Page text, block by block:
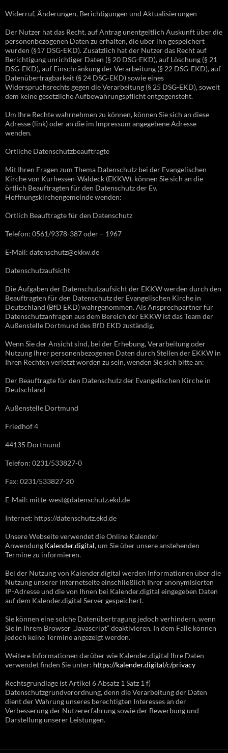
Widerruf, Änderungen, Berichtigungen und Aktualisierungen
Der Nutzer hat das Recht, auf Antrag unentgeltlich Auskunft über die
personenbezogenen Daten zu erhalten, die über ihn gespeichert
wurden (§17 DSG-EKD). Zusätzlich hat der Nutzer das Recht auf
Berichtigung unrichtiger Daten (§ 20 DSG-EKD), auf Löschung (§ 21
DSG-EKD), auf Einschränkung der Verarbeitung (§ 22 DSG-EKD), auf
Datenübertragbarkeit (§ 24 DSG-EKD) sowie eines
Widerspruchsrechts gegen die Verarbeitung (§ 25 DSG-EKD), soweit
dem keine gesetzliche Aufbewahrungspflicht entgegensteht.
Um Ihre Rechte wahrnehmen zu können, können Sie sich an diese
Adresse (link) oder an die im Impressum angegebene Adresse
wenden.
Örtliche Datenschutzbeauftragte
Mit Ihren Fragen zum Thema Datenschutz bei der Evangelischen
Kirche von Kurhessen-Waldeck (EKKW), können Sie sich an die
örtlich Beauftragten für den Datenschutz der Ev.
Hoffnungskirchengemeinde wenden:
Örtlich Beauftragte für den Datenschutz
Telefon: 0561/9378-387 oder – 1967
E-Mail: datenschutz@ekkw.de
Datenschutzaufsicht
Die Aufgaben der Datenschutzaufsicht der EKKW werden durch den
Beauftragten für den Datenschutz der Evangelischen Kirche in
Deutschland (BfD EKD) wahrgenommen. Als Ansprechpartner für
Datenschutzanfragen aus dem Bereich der EKKW ist das Team der
Außenstelle Dortmund des BfD EKD zuständig.
Wenn Sie der Ansicht sind, bei der Erhebung, Verarbeitung oder
Nutzung Ihrer personenbezogenen Daten durch Stellen der EKKW in
Ihren Rechten verletzt worden zu sein, wenden Sie sich bitte an:
Der Beauftragte für den Datenschutz der Evangelischen Kirche in
Deutschland
Außenstelle Dortmund
Friedhof 4
44135 Dortmund
Telefon: 0231/533827-0
Fax: 0231/533827-20
E-Mail: mitte-west@datenschutz.ekd.de
Internet: https://datenschutz.ekd.de
Unsere Webseite verwendet die Online Kalender
Anwendung Kalender.digital, um Sie über unsere anstehenden
Termine zu informieren.
Bei der Nutzung von Kalender.digital werden Informationen über die
Nutzung unserer Internetseite einschließlich Ihrer anonymisierten
IP-Adresse und die von Ihnen bei Kalender.digital eingegeben Daten
auf dem Kalender.digital Server gespeichert.
Sie können eine solche Datenübertragung jedoch verhindern, wenn
Sie in Ihrem Browser „Javascript“ deaktivieren. In dem Falle können
jedoch keine Termine angezeigt werden.
Weitere Informationen darüber wie Kalender.digital Ihre Daten
verwendet finden Sie unter: https://kalender.digital/c/privacy
Rechtsgrundlage ist Artikel 6 Absatz 1 Satz 1 f)
Datenschutzgrundverordnung, denn die Verarbeitung der Daten
dient der Wahrung unseres berechtigten Interesses an der
Verbesserung der Nutzererfahrung sowie der Bewerbung und
Darstellung unserer Leistungen.